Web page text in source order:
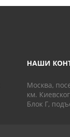
НАШИ
Москва,
км.
Блок Г,